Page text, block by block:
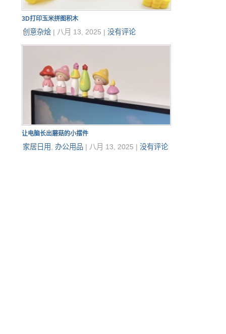
3D打印玉米拼图积木
创意杂烩| 八月 13, 2025 | 没有评论
让电脑长出蘑菇的小摆件
家居日用, 办公用品| 八月 13, 2025 | 没有评论